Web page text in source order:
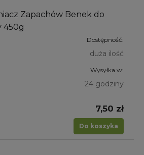
Zapachów Benek do
450g
Dostępność:
duża ilość
Wysyłka w:
24 godziny
7,50 zł
Do koszyka